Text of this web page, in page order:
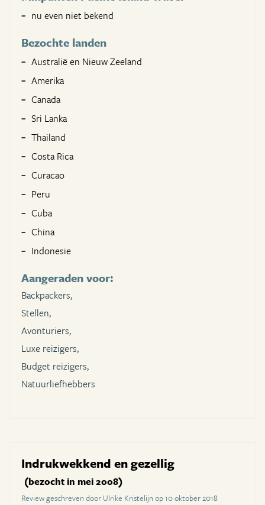
nu even niet bekend
Bezochte landen
Australië en Nieuw Zeeland
Amerika
Canada
Sri Lanka
Thailand
Costa Rica
Curacao
Peru
Cuba
China
Indonesie
Aangeraden voor:
Backpackers,
Stellen,
Avonturiers,
Luxe reizigers,
Budget reizigers,
Natuurliefhebbers
Indrukwekkend en gezellig
(bezocht in mei 2008)
Review geschreven door Ulrike Kristelijn op 10 oktober 2018